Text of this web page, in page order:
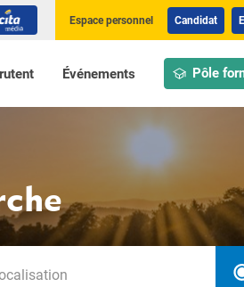
Événements Pôle
Espace personnel Candidat